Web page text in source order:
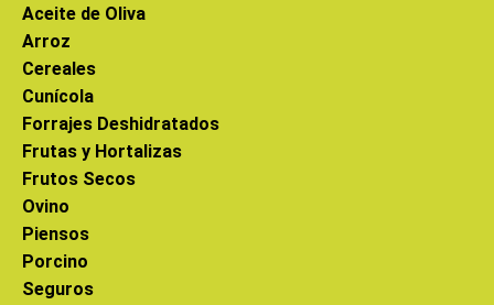
Aceite de Oliva
Arroz
Cereales
Cunícola
Forrajes Deshidratados
Frutas y Hortalizas
Frutos Secos
Ovino
Piensos
Porcino
Seguros